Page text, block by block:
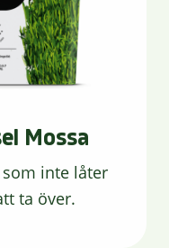
Mossa
inte låter
ta över.